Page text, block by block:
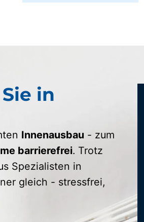
in
Innenausbau - zum
barrierefrei. Trotz
Spezialisten in
gleich - stressfrei,